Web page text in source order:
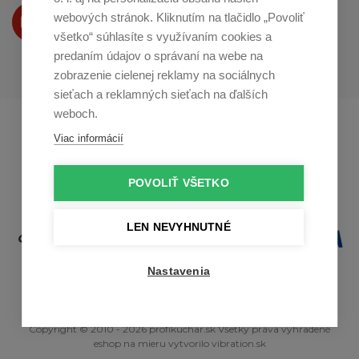
webových stránok. Kliknutím na tlačidlo „Povoliť
všetko“ súhlasíte s využívaním cookies a
predaním údajov o správaní na webe na
zobrazenie cielenej reklamy na sociálnych
sieťach a reklamných sieťach na ďalších
weboch.
Viac informácií
POVOLIŤ VŠETKO
LEN NEVYHNUTNÉ
Nastavenia
Produkty Vám predstavujeme
na Youtube
Profikuchař.cz
Copyright © 2010 - 2026 profikuchar.sk Všetky práva vyhradené
eshop na mieru vytvorilo vibration.sk